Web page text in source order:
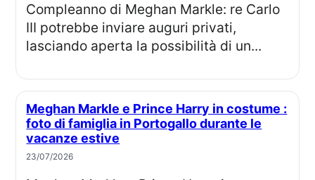
Compleanno di Meghan Markle: re Carlo
III potrebbe inviare auguri privati,
lasciando aperta la possibilità di un...
Meghan Markle e Prince Harry in costume :
foto di famiglia in Portogallo durante le
vacanze estive
23/07/2026